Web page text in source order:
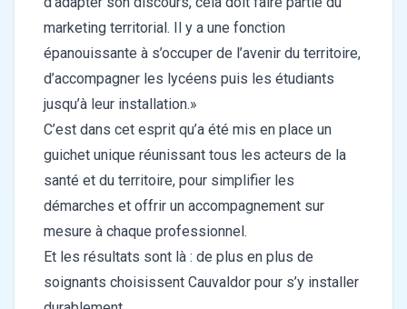
marketing territorial. Il y a une fonction
épanouissante à s’occuper de l’avenir du territoire,
d’accompagner les lycéens puis les étudiants
jusqu’à leur installation.»
C’est dans cet esprit qu’a été mis en place un
guichet unique réunissant tous les acteurs de la
santé et du territoire, pour simplifier les
démarches et offrir un accompagnement sur
mesure à chaque professionnel.
Et les résultats sont là : de plus en plus de
soignants choisissent Cauvaldor pour s’y installer